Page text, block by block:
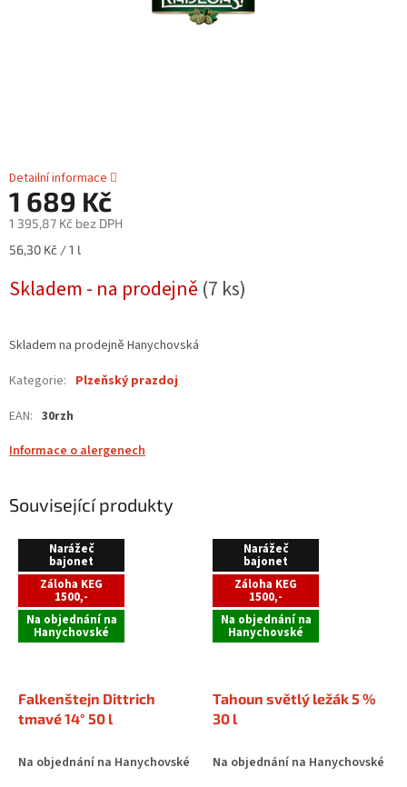
Detailní informace
1 689 Kč
1 395,87 Kč bez DPH
Měrná
56,30 Kč / 1 l
Skladem - na prodejně (7 ks)
Skladem na prodejně Hanychovská
Kategorie: Plzeňský prazdoj
EAN: 30rzh
Informace o alergenech
Související produkty
Narážeč
bajonet
Záloha KEG
1500,-
Na objednání na
Hanychovské
Falkenštejn Dittrich
tmavé 14° 50 l
Na objednání na Hanychovské
Narážeč
bajonet
Záloha KEG
1500,-
Na objednání na
Hanychovské
Tahoun světlý ležák 5 %
30 l
Na objednání na Hanychovské